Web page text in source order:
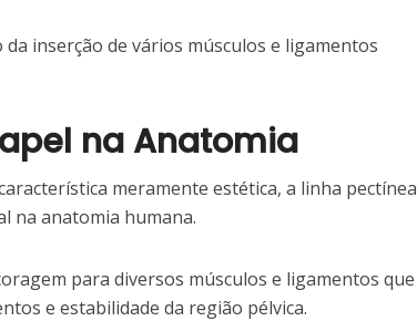
da inserção de vários músculos e ligamentos
na Anatomia
meramente estética, a linha pectínea
na anatomia humana.
para diversos músculos e ligamentos que
e estabilidade da região pélvica.